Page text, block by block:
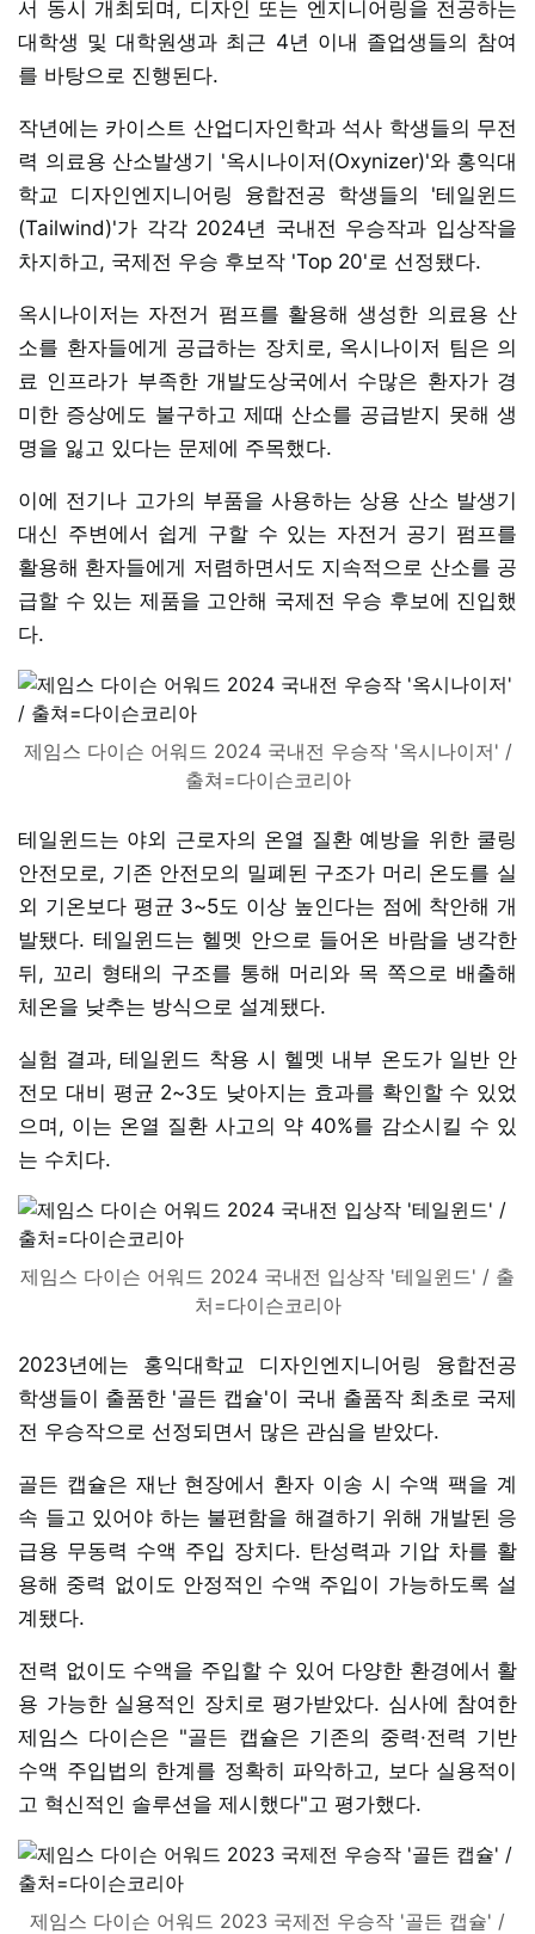
서 동시 개최되며, 디자인 또는 엔지니어링을 전공하는
대학생 및 대학원생과 최근 4년 이내 졸업생들의 참여
를 바탕으로 진행된다.
작년에는 카이스트 산업디자인학과 석사 학생들의 무전
력 의료용 산소발생기 '옥시나이저(Oxynizer)'와 홍익대
학교 디자인엔지니어링 융합전공 학생들의 '테일윈드
(Tailwind)'가 각각 2024년 국내전 우승작과 입상작을
차지하고, 국제전 우승 후보작 'Top 20'로 선정됐다.
옥시나이저는 자전거 펌프를 활용해 생성한 의료용 산
소를 환자들에게 공급하는 장치로, 옥시나이저 팀은 의
료 인프라가 부족한 개발도상국에서 수많은 환자가 경
미한 증상에도 불구하고 제때 산소를 공급받지 못해 생
명을 잃고 있다는 문제에 주목했다.
이에 전기나 고가의 부품을 사용하는 상용 산소 발생기
대신 주변에서 쉽게 구할 수 있는 자전거 공기 펌프를
활용해 환자들에게 저렴하면서도 지속적으로 산소를 공
급할 수 있는 제품을 고안해 국제전 우승 후보에 진입했
다.
제임스 다이슨 어워드 2024 국내전 우승작 '옥시나이저' /
출쳐=다이슨코리아
테일윈드는 야외 근로자의 온열 질환 예방을 위한 쿨링
안전모로, 기존 안전모의 밀폐된 구조가 머리 온도를 실
외 기온보다 평균 3~5도 이상 높인다는 점에 착안해 개
발됐다. 테일윈드는 헬멧 안으로 들어온 바람을 냉각한
뒤, 꼬리 형태의 구조를 통해 머리와 목 쪽으로 배출해
체온을 낮추는 방식으로 설계됐다.
실험 결과, 테일윈드 착용 시 헬멧 내부 온도가 일반 안
전모 대비 평균 2~3도 낮아지는 효과를 확인할 수 있었
으며, 이는 온열 질환 사고의 약 40%를 감소시킬 수 있
는 수치다.
제임스 다이슨 어워드 2024 국내전 입상작 '테일윈드' / 출
처=다이슨코리아
2023년에는 홍익대학교 디자인엔지니어링 융합전공
학생들이 출품한 '골든 캡슐'이 국내 출품작 최초로 국제
전 우승작으로 선정되면서 많은 관심을 받았다.
골든 캡슐은 재난 현장에서 환자 이송 시 수액 팩을 계
속 들고 있어야 하는 불편함을 해결하기 위해 개발된 응
급용 무동력 수액 주입 장치다. 탄성력과 기압 차를 활
용해 중력 없이도 안정적인 수액 주입이 가능하도록 설
계됐다.
전력 없이도 수액을 주입할 수 있어 다양한 환경에서 활
용 가능한 실용적인 장치로 평가받았다. 심사에 참여한
제임스 다이슨은 "골든 캡슐은 기존의 중력·전력 기반
수액 주입법의 한계를 정확히 파악하고, 보다 실용적이
고 혁신적인 솔루션을 제시했다"고 평가했다.
제임스 다이슨 어워드 2023 국제전 우승작 '골든 캡슐' /